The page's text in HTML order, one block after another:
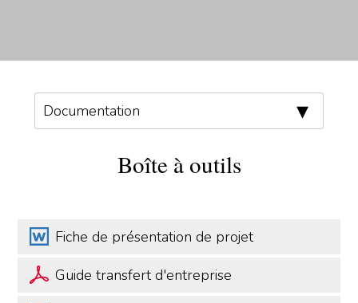
Boîte à outils
Fiche de présentation de projet
Guide transfert d'entreprise